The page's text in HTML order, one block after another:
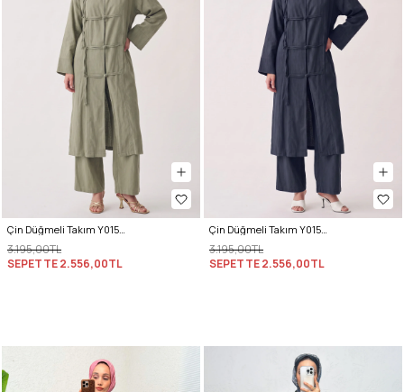
Çin Düğmeli Takım Y0157 - HAKİ
3.195,00TL
SEPETTE2.556,00TL
Çin Düğmeli Takım Y0157 - LACİVERT
3.195,00TL
SEPETTE2.556,00TL